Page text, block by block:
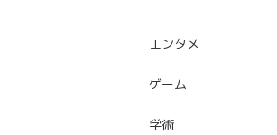
エンタメ
ゲーム
学術